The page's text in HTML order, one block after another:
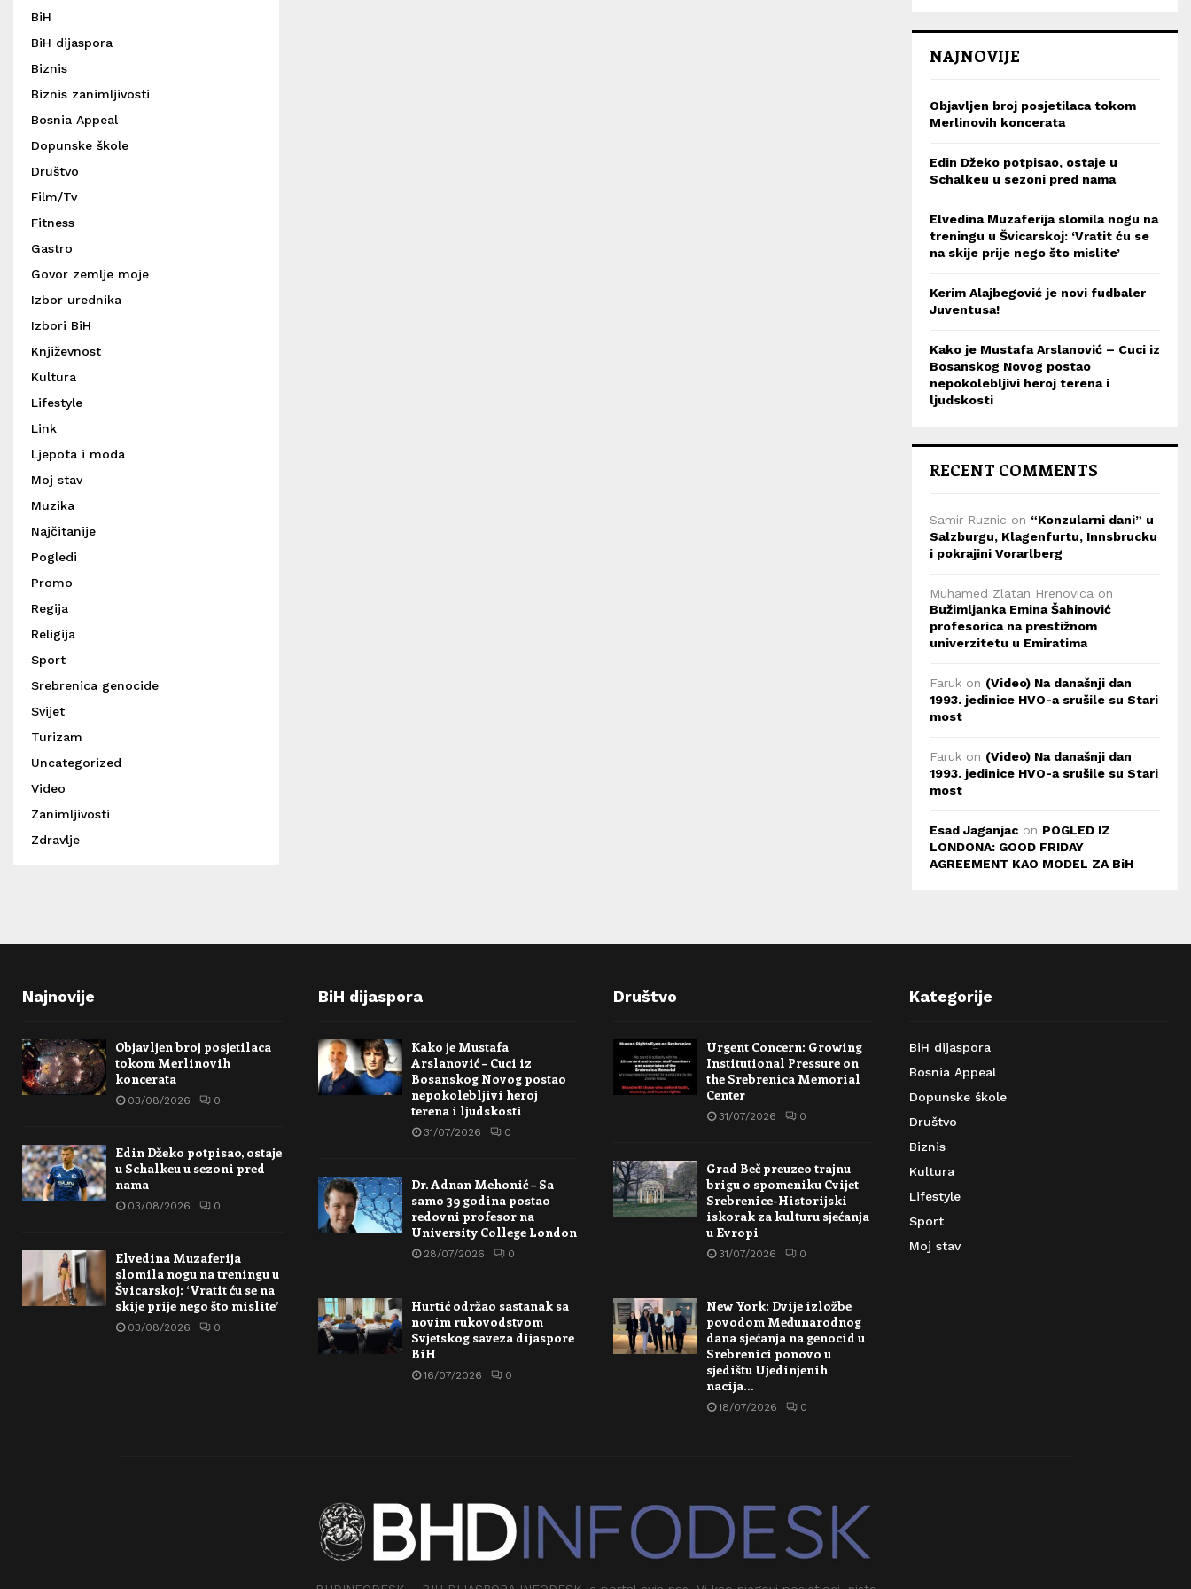
BiH
BiH dijaspora
Biznis
Biznis zanimljivosti
Bosnia Appeal
Dopunske škole
Društvo
Film/Tv
Fitness
Gastro
Govor zemlje moje
Izbor urednika
Izbori BiH
Književnost
Kultura
Lifestyle
Link
Ljepota i moda
Moj stav
Muzika
Najčitanije
Pogledi
Promo
Regija
Religija
Sport
Srebrenica genocide
Svijet
Turizam
Uncategorized
Video
Zanimljivosti
Zdravlje
NAJNOVIJE
Objavljen broj posjetilaca tokom
Merlinovih koncerata
Edin Džeko potpisao, ostaje u
Schalkeu u sezoni pred nama
Elvedina Muzaferija slomila nogu na
treningu u Švicarskoj: ‘Vratit ću se
na skije prije nego što mislite’
Kerim Alajbegović je novi fudbaler
Juventusa!
Kako je Mustafa Arslanović – Cuci iz
Bosanskog Novog postao
nepokolebljivi heroj terena i
ljudskosti
RECENT COMMENTS
Samir Ruznic on “Konzularni dani” u
Salzburgu, Klagenfurtu, Innsbrucku
i pokrajini Vorarlberg
Muhamed Zlatan Hrenovica on
Bužimljanka Emina Šahinović
profesorica na prestižnom
univerzitetu u Emiratima
Faruk on (Video) Na današnji dan
1993. jedinice HVO-a srušile su Stari
most
Faruk on (Video) Na današnji dan
1993. jedinice HVO-a srušile su Stari
most
Esad Jaganjac on POGLED IZ
LONDONA: GOOD FRIDAY
AGREEMENT KAO MODEL ZA BiH
Najnovije
Objavljen broj posjetilaca
tokom Merlinovih
koncerata
03/08/2026 0
Edin Džeko potpisao, ostaje
u Schalkeu u sezoni pred
nama
03/08/2026 0
Elvedina Muzaferija
slomila nogu na treningu u
Švicarskoj: ‘Vratit ću se na
skije prije nego što mislite’
03/08/2026 0
BiH dijaspora
Kako je Mustafa
Arslanović – Cuci iz
Bosanskog Novog postao
nepokolebljivi heroj
terena i ljudskosti
31/07/2026 0
Dr. Adnan Mehonić – Sa
samo 39 godina postao
redovni profesor na
University College London
28/07/2026 0
Hurtić održao sastanak sa
novim rukovodstvom
Svjetskog saveza dijaspore
BiH
16/07/2026 0
Društvo
Urgent Concern: Growing
Institutional Pressure on
the Srebrenica Memorial
Center
31/07/2026 0
Grad Beč preuzeo trajnu
brigu o spomeniku Cvijet
Srebrenice-Historijski
iskorak za kulturu sjećanja
u Evropi
31/07/2026 0
New York: Dvije izložbe
povodom Međunarodnog
dana sjećanja na genocid u
Srebrenici ponovo u
sjedištu Ujedinjenih
nacija…
18/07/2026 0
Kategorije
BiH dijaspora
Bosnia Appeal
Dopunske škole
Društvo
Biznis
Kultura
Lifestyle
Sport
Moj stav